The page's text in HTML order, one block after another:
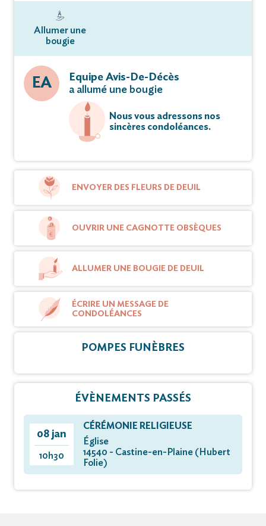
Allumer une
bougie
EA
Equipe Avis-De-Décès
a allumé une bougie
Nous vous adressons nos
sincères condoléances.
ENVOYER DES FLEURS DE DEUIL
OUVRIR UNE CAGNOTTE OBSÈQUES
ALLUMER UNE BOUGIE DE DEUIL
ÉCRIRE UN MESSAGE DE
CONDOLÉANCES
POMPES FUNÈBRES
ÉVÈNEMENTS PASSÉS
08 jan
10h30
CÉRÉMONIE RELIGIEUSE
Église
14540 - Castine-en-Plaine (Hubert
Folie)